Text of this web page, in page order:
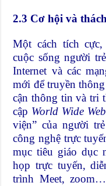
2.3 Cơ hội và
Một cách tích
cuộc sống người
Internet và các
mới để truyền
cận thông tin và tri
cập World Wide Web
viện” của người
công nghệ trực
mục tiêu giáo dục
họp trực tuyến,
trình Meet,